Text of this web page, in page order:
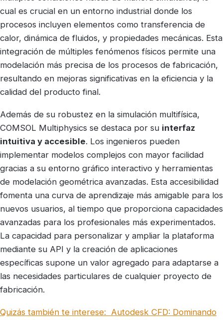
cual es crucial en un entorno industrial donde los
procesos incluyen elementos como transferencia de
calor, dinámica de fluidos, y propiedades mecánicas. Esta
integración de múltiples fenómenos físicos permite una
modelación más precisa de los procesos de fabricación,
resultando en mejoras significativas en la eficiencia y la
calidad del producto final.
Además de su robustez en la simulación multifísica,
COMSOL Multiphysics se destaca por su interfaz
intuitiva y accesible. Los ingenieros pueden
implementar modelos complejos con mayor facilidad
gracias a su entorno gráfico interactivo y herramientas
de modelación geométrica avanzadas. Esta accesibilidad
fomenta una curva de aprendizaje más amigable para los
nuevos usuarios, al tiempo que proporciona capacidades
avanzadas para los profesionales más experimentados.
La capacidad para personalizar y ampliar la plataforma
mediante su API y la creación de aplicaciones
específicas supone un valor agregado para adaptarse a
las necesidades particulares de cualquier proyecto de
fabricación.
Quizás también te interese: Autodesk CFD: Dominando